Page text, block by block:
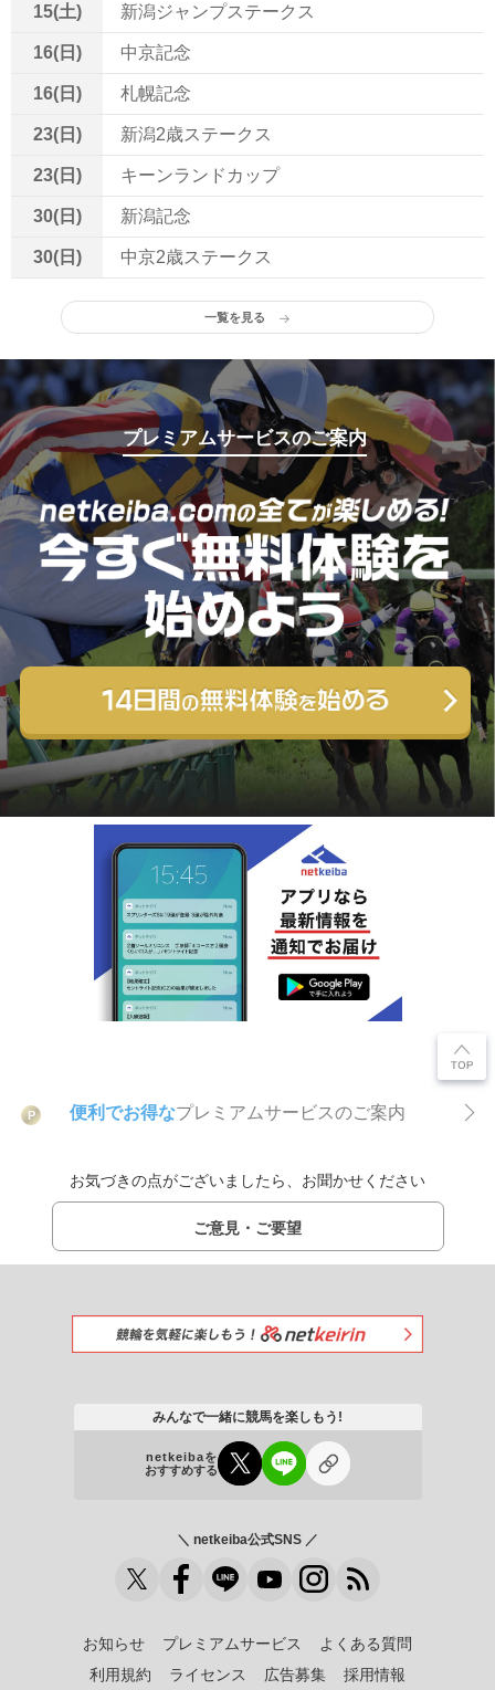
15(土) 新潟ジャンプステークス
16(日) 中京記念
16(日) 札幌記念
23(日) 新潟2歳ステークス
23(日) キーンランドカップ
30(日) 新潟記念
30(日) 中京2歳ステークス
一覧を見る
プレミアムサービスのご案内
P 便利でお得なプレミアムサービスのご案内
お気づきの点がございましたら、お聞かせください
ご意見・ご要望
みんなで一緒に競馬を楽しもう!
netkeibaを
おすすめする
＼ netkeiba公式SNS ／
お知らせ プレミアムサービス
よくある質問
利用規約
ライセンス 広告募集 採用情報